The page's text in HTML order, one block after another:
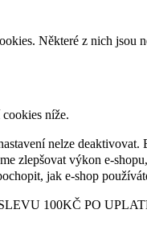
Některé z nich jsou
níže.
nelze deaktivovat.
zlepšovat výkon e-
jak e-shop
100KČ PO